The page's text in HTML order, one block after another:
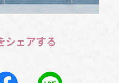
シェアする